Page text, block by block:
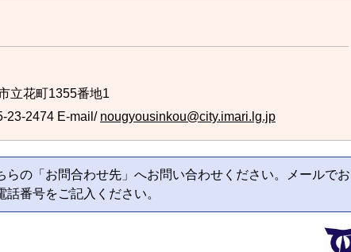
立花町1355番地1
23-2474 E-mail/ nougyousinkou@city.imari.lg.jp
らの「お問合わせ先」へお問い合わせください。メールでお
番号をご記入ください。